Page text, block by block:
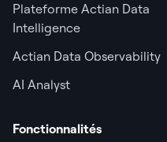
Plateforme Actian Data
Intelligence
Actian Data Observability
AI Analyst
Fonctionnalités